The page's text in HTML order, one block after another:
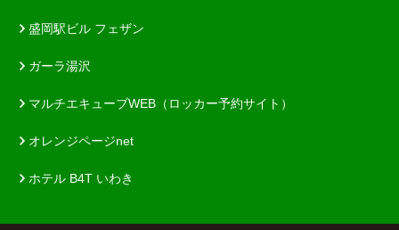
盛岡駅ビル フェザン
ガーラ湯沢
マルチエキューブWEB（ロッカー予約サイト）
オレンジページnet
ホテル B4T いわき